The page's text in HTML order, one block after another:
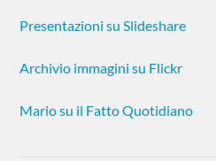
Presentazioni su Slideshare
Archivio immagini su Flickr
Mario su il Fatto Quotidiano